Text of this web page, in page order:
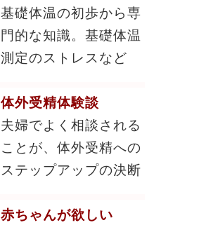
基礎体温の初歩から専
門的な知識。基礎体温
測定のストレスなど
体外受精体験談
夫婦でよく相談される
ことが、体外受精への
ステップアップの決断
赤ちゃんが欲しい